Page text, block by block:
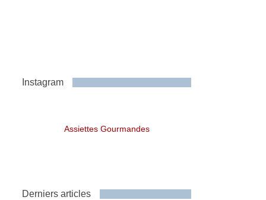
Instagram
Assiettes Gourmandes
Derniers articles